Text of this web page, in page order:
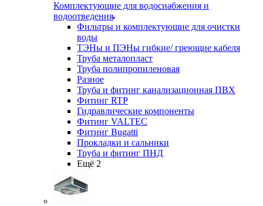
Комплектующие для водоснабжения и
водоотведения
Фильтры и комплектующие для очистки
воды
ТЭНы и ПЭНы гибкие/ греющие кабеля
Труба металопласт
Труба полипропиленовая
Разное
Труба и фитинг канализационная ПВХ
Фитинг RTP
Гидравлические компоненты
Фитинг VALTEC
Фитинг Bugatti
Прокладки и сальники
Труба и фитинг ПНД
Ещё 2